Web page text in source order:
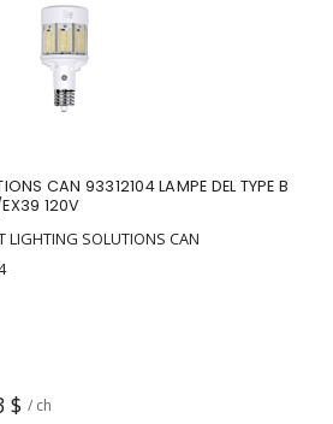
CAN 93312104 LAMPE DEL TYPE B
120V
LIGHTING SOLUTIONS CAN
$ / ch